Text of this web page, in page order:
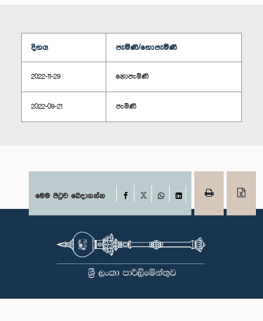
දිනය පැමිණි/නොපැමිණි
2022-11-29 නොපැමිණි
2022-09-21 පැමිණි
මෙම පිටුව බෙදාගන්න Facebook
WhatsAppLinkedIn